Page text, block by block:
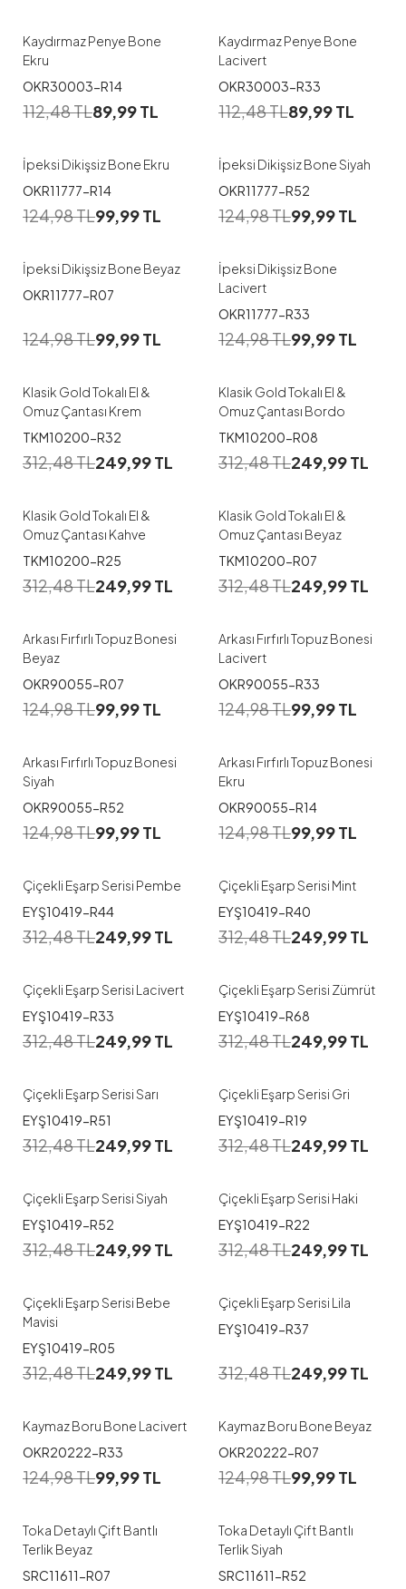
Kaydırmaz Penye Bone
Ekru
OKR30003-R14
112,48TL89,99TL
Kaydırmaz Penye Bone
Lacivert
OKR30003-R33
112,48TL89,99TL
İpeksi Dikişsiz Bone Ekru
OKR11777-R14
124,98TL99,99TL
İpeksi Dikişsiz Bone Siyah
OKR11777-R52
124,98TL99,99TL
İpeksi Dikişsiz Bone Beyaz
OKR11777-R07
124,98TL99,99TL
İpeksi Dikişsiz Bone
Lacivert
OKR11777-R33
124,98TL99,99TL
Klasik Gold Tokalı El &
Omuz Çantası Krem
TKM10200-R32
312,48TL249,99TL
Klasik Gold Tokalı El &
Omuz Çantası Bordo
TKM10200-R08
312,48TL249,99TL
Klasik Gold Tokalı El &
Omuz Çantası Kahve
TKM10200-R25
312,48TL249,99TL
Klasik Gold Tokalı El &
Omuz Çantası Beyaz
TKM10200-R07
312,48TL249,99TL
Arkası Fırfırlı Topuz Bonesi
Beyaz
OKR90055-R07
124,98TL99,99TL
Arkası Fırfırlı Topuz Bonesi
Lacivert
OKR90055-R33
124,98TL99,99TL
Arkası Fırfırlı Topuz Bonesi
Siyah
OKR90055-R52
124,98TL99,99TL
Arkası Fırfırlı Topuz Bonesi
Ekru
OKR90055-R14
124,98TL99,99TL
Çiçekli Eşarp Serisi Pembe
EYŞ10419-R44
312,48TL249,99TL
Çiçekli Eşarp Serisi Mint
EYŞ10419-R40
312,48TL249,99TL
Çiçekli Eşarp Serisi Lacivert
EYŞ10419-R33
312,48TL249,99TL
Çiçekli Eşarp Serisi Zümrüt
EYŞ10419-R68
312,48TL249,99TL
Çiçekli Eşarp Serisi Sarı
EYŞ10419-R51
312,48TL249,99TL
Çiçekli Eşarp Serisi Gri
EYŞ10419-R19
312,48TL249,99TL
Çiçekli Eşarp Serisi Siyah
EYŞ10419-R52
312,48TL249,99TL
Çiçekli Eşarp Serisi Haki
EYŞ10419-R22
312,48TL249,99TL
Çiçekli Eşarp Serisi Bebe
Mavisi
EYŞ10419-R05
312,48TL249,99TL
Çiçekli Eşarp Serisi Lila
EYŞ10419-R37
312,48TL249,99TL
Kaymaz Boru Bone Lacivert
OKR20222-R33
124,98TL99,99TL
Kaymaz Boru Bone Beyaz
OKR20222-R07
124,98TL99,99TL
36 37 38 39 40
Toka Detaylı Çift Bantlı
Terlik Beyaz
SRC11611-R07
36 37 38 39 40
Toka Detaylı Çift Bantlı
Terlik Siyah
SRC11611-R52